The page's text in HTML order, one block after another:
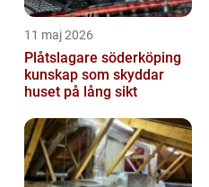
11 maj 2026
Plåtslagare söderköping
kunskap som skyddar
huset på lång sikt